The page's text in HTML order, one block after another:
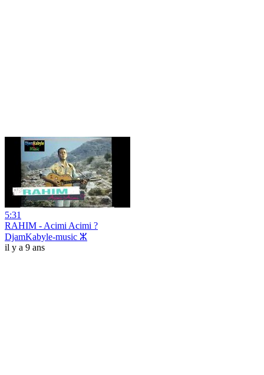
5:31
RAHIM - Acimi Acimi ?
DjamKabyle-music ⵣ
il y a 9 ans